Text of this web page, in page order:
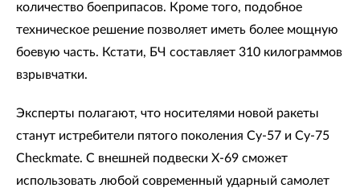
количество боеприпасов. Кроме того, подобное
техническое решение позволяет иметь более мощную
боевую часть. Кстати, БЧ составляет 310 килограммов
взрывчатки.
Эксперты полагают, что носителями новой ракеты
станут истребители пятого поколения Су-57 и Су-75
Checkmate. С внешней подвески Х-69 сможет
использовать любой современный ударный самолет